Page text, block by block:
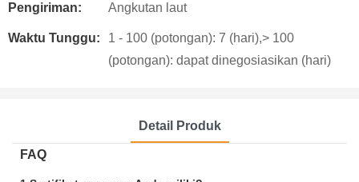
Pengiriman: Angkutan laut
Waktu Tunggu:
1 - 100 (potongan): 7 (hari),> 100
(potongan): dapat dinegosiasikan (hari)
Detail Produk
FAQ